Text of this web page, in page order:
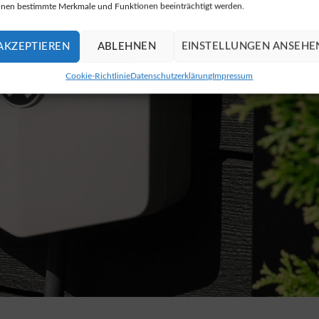
bestimmte Merkmale und Funktionen beeinträchtigt werden.
ABLEHNEN EINSTELLUNGEN
Cookie-RichtlinieDatenschutzerklärungImpressum